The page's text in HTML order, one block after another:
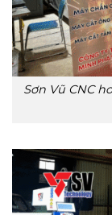
Sơn Vũ CNC